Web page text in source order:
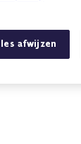
afwijzen